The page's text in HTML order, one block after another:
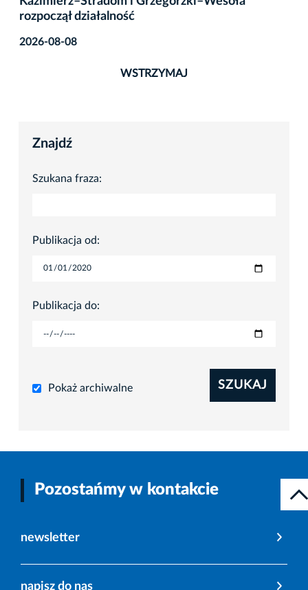
rozpoczął działalność
2026-08-08
WSTRZYMAJ
Znajdź
Szukana fraza:
Publikacja od:
Publikacja do:
Pokaż archiwalne SZUKAJ
Pozostańmy w kontakcie
newsletter
napisz do nas